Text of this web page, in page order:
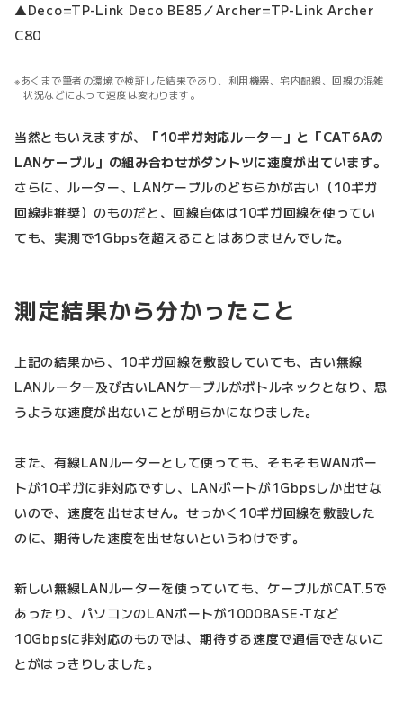
▲Deco=TP-Link Deco BE85／Archer=TP-Link Archer
C80
あくまで筆者の環境で検証した結果であり、利用機器、宅内配線、回線の混雑
状況などによって速度は変わります。
当然ともいえますが、
「10ギガ対応ルーター」と「CAT6Aの
LANケーブル」の組み合わせがダントツに速度が出ています。
さらに、ルーター、LANケーブルのどちらかが古い（10ギガ
回線非推奨）のものだと、回線自体は10ギガ回線を使ってい
ても、実測で1Gbpsを超えることはありませんでした。
測定結果から分かったこと
上記の結果から、10ギガ回線を敷設していても、古い無線
LANルーター及び古いLANケーブルがボトルネックとなり、思
うような速度が出ないことが明らかになりました。
また、有線LANルーターとして使っても、そもそもWANポー
トが10ギガに非対応ですし、LANポートが1Gbpsしか出せな
いので、速度を出せません。せっかく10ギガ回線を敷設した
のに、期待した速度を出せないというわけです。
新しい無線LANルーターを使っていても、ケーブルがCAT.5で
あったり、パソコンのLANポートが1000BASE-Tなど
10Gbpsに非対応のものでは、期待する速度で通信できないこ
とがはっきりしました。